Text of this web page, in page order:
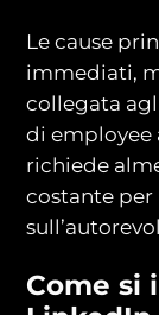
Le cause
immediati,
collegata
di employee
richiede
costante
Come si